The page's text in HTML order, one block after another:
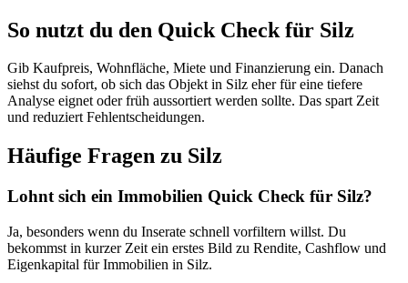
So nutzt du den Quick Check für Silz
Gib Kaufpreis, Wohnfläche, Miete und Finanzierung ein. Danach
siehst du sofort, ob sich das Objekt in Silz eher für eine tiefere
Analyse eignet oder früh aussortiert werden sollte. Das spart Zeit
und reduziert Fehlentscheidungen.
Häufige Fragen zu Silz
Lohnt sich ein Immobilien Quick Check für Silz?
Ja, besonders wenn du Inserate schnell vorfiltern willst. Du
bekommst in kurzer Zeit ein erstes Bild zu Rendite, Cashflow und
Eigenkapital für Immobilien in Silz.